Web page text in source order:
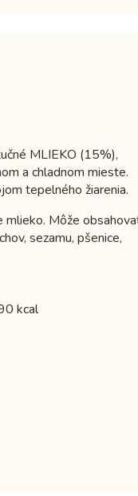
MLIEKO (15%),
a chladnom mieste.
tepelného žiarenia.
mlieko. Môže
sezamu, pšenice,
kcal